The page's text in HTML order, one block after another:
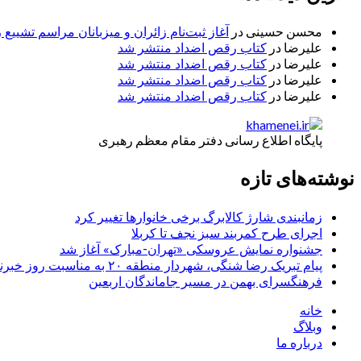
محسن حسینی در آغاز ثبت‌نام زائران و میزبانان مراسم
علیرضا در کتاب رقص اضداد منتشر شد
علیرضا در کتاب رقص اضداد منتشر شد
علیرضا در کتاب رقص اضداد منتشر شد
علیرضا در کتاب رقص اضداد منتشر شد
پایگاه اطلاع رسانی دفتر مقام معظم رهبری
نوشته‌های تازه
زمانبندی شارژ کالابرگ برخی خانوارها تغییر کرد
اجرای طرح کمربند سبز نجف تا کربلا
جشنواره نمایش عروسکی «تهران-مبارک» آغاز شد
پیام تبریک رضا شنگی، شهردار منطقه ۲۰ به مناسبت روز خبرنگار
فرهنگسرای بهمن در مسیر جاماندگان اربعین
خانه
وبلاگ
درباره ما